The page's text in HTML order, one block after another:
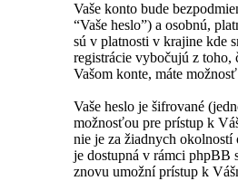
Vaše konto bude
“Vaše heslo”) a osobnú,
sú v platnosti v krajine kde
registrácie vybočujú z
Vašom konte, máte
Vaše heslo je šifrované
možnosťou pre prístup k
nie je za žiadnych okolností
je dostupná v rámci phpBB
znovu umožní prístup k